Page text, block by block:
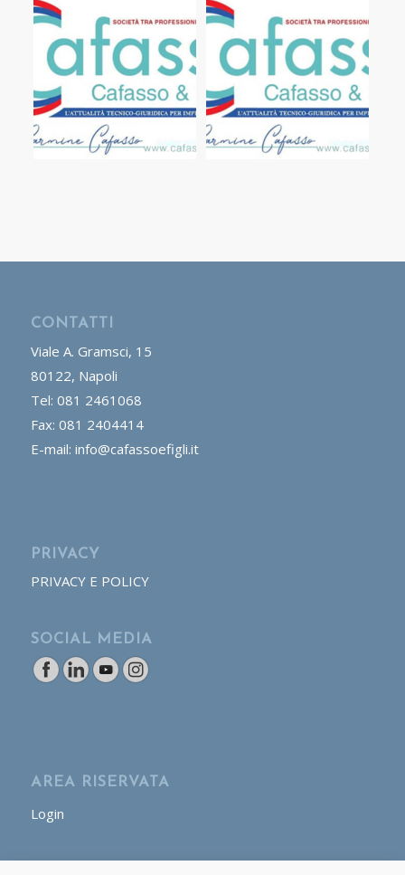
CONTATTI
Viale A. Gramsci, 15
80122, Napoli
Tel: 081 2461068
Fax: 081 2404414
E-mail: info@cafassoefigli.it
PRIVACY
PRIVACY E POLICY
SOCIAL MEDIA
AREA RISERVATA
Login